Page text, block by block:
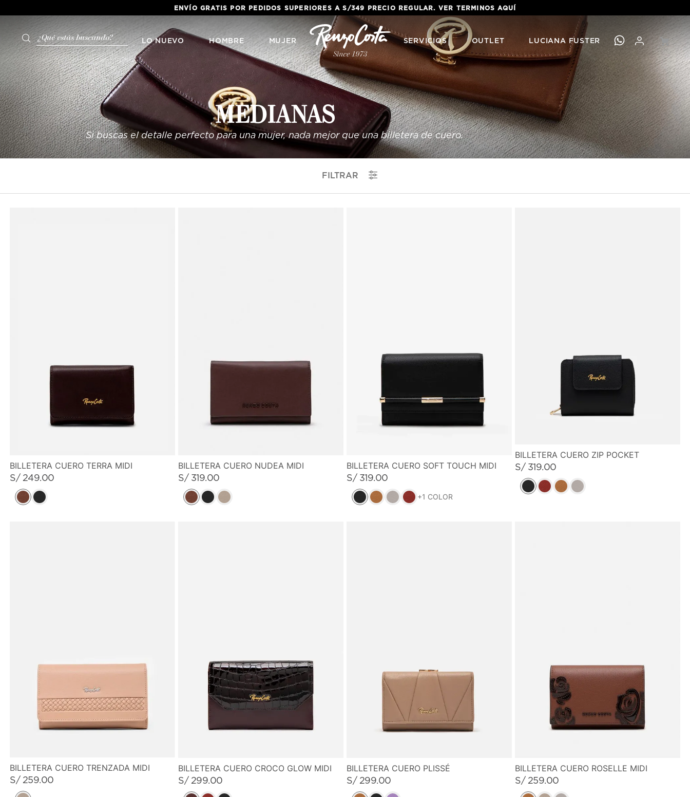
ENVÍO GRATIS POR PEDIDOS SUPERIORES A S/349 PRECIO REGULAR. VER TERMINOSAQUÍ
¿Qué estás buscando?
LO NUEVO HOMBRE MUJER SERVICIOS OUTLET LUCIANA FUSTER
MEDIANAS
Si buscas el detalle perfecto para una mujer, nada mejor que una billetera de cuero.
FILTRAR
BILLETERA CUERO TERRA MIDI
S/ 249.00
BILLETERA CUERO NUDEA MIDI
S/ 319.00
BILLETERA CUERO SOFT TOUCH MIDI
S/ 319.00
+1 COLOR
BILLETERA CUERO ZIP POCKET
S/ 319.00
BILLETERA CUERO TRENZADA MIDI
S/ 259.00
BILLETERA CUERO CROCO GLOW MIDI
S/ 299.00
BILLETERA CUERO PLISSÉ
S/ 299.00
BILLETERA CUERO ROSELLE MIDI
S/ 259.00